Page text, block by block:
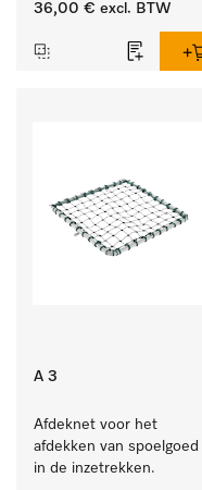
36,00 € excl. BTW
A 3
Afdeknet voor het
afdekken van spoelgoed
in de inzetrekken.